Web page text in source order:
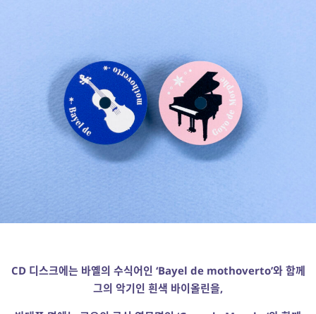
CD 디스크에는 바옐의 수식어인 ‘Bayel de mothoverto’와 함께
그의 악기인 흰색 바이올린을,